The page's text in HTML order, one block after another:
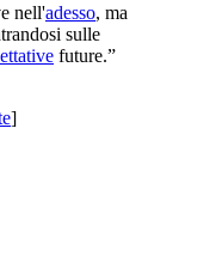
nell'adesso, ma
sulle
future.”
]